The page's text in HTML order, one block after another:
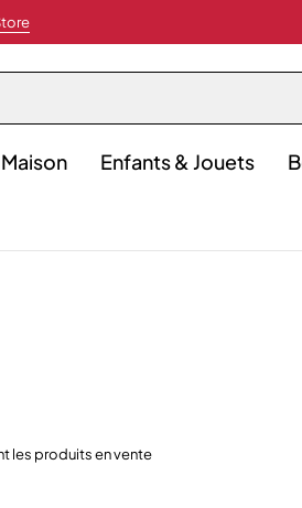
Maison Enfants & Jouets
les produits en vente